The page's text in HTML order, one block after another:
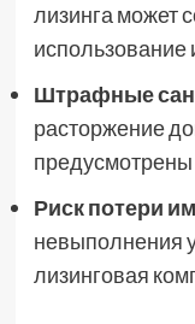
лизинга может
Штрафные
расторжение
Риск потери
невыполнения
лизинговая